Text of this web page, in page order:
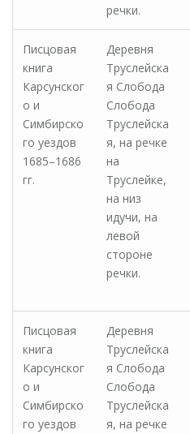
речки.
Писцовая
книга
Карсунског
о и
Симбирско
го уездов
1685–1686
гг.
Деревня
Труслейска
я Слобода
Слобода
Труслейска
я, на речке
на
Труслейке,
на низ
идучи, на
левой
стороне
речки.
Писцовая
книга
Карсунског
о и
Симбирско
го уездов
Деревня
Труслейска
я Слобода
Слобода
Труслейска
я, на речке